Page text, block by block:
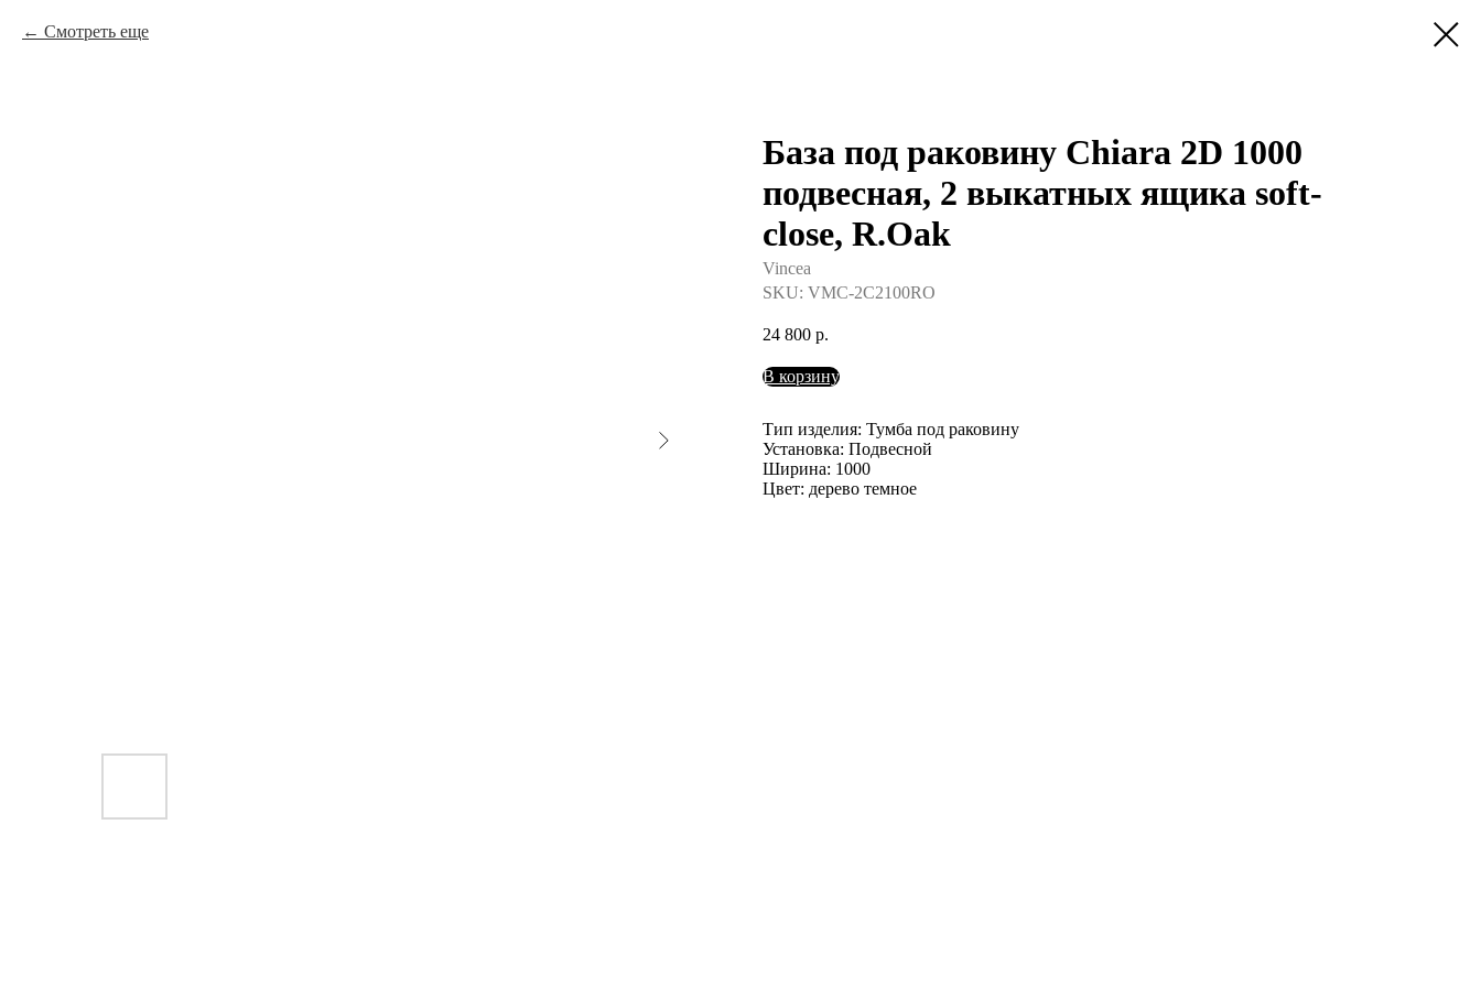
Смотреть еще
База под раковину Chiara 2D 1000
подвесная, 2 выкатных ящика soft-
close, R.Oak
Vincea
SKU: VMC-2C2100RO
24 800 р.
В корзину
Тип изделия: Тумба под раковину
Установка: Подвесной
Ширина: 1000
Цвет: дерево темное